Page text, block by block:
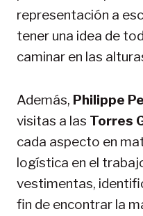
representación a
tener una idea de
caminar en las
Además, Philippe
visitas a las Torres
cada aspecto en
logística en el
vestimentas,
fin de encontrar la